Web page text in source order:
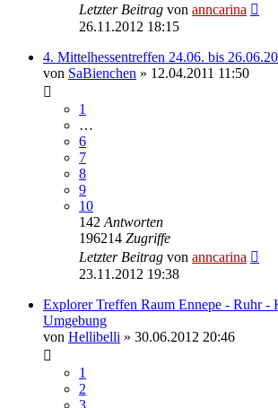
Letzter Beitrag von anncarina
26.11.2012 18:15
4. Mittelhessentreffen 24.06. bis
von SaBienchen » 12.04.2011 11:50
1
…
6
7
8
9
10
142 Antworten
196214 Zugriffe
Letzter Beitrag von anncarina
23.11.2012 19:38
Explorer Treffen Raum Ennepe - Ruhr -
Umgebung
von Hellibelli » 30.06.2012 20:46
1
2
3